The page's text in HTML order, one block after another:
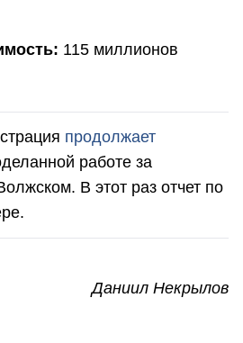
115 миллионов
продолжает
работе за
В этот раз отчет по
Даниил Некрылов